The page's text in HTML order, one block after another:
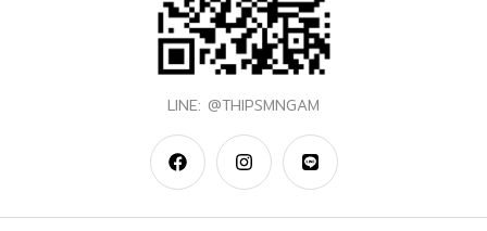
LINE: @THIPSMNGAM